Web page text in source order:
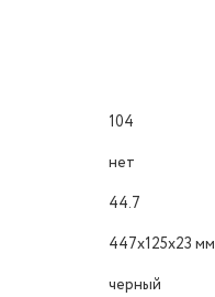
104
нет
44.7
447x125x23 мм
черный